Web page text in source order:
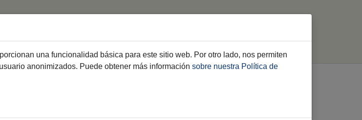
llena de ilusión, luz y música las calles
una funcionalidad básica para este sitio web. Por otro lado, nos permiten
anonimizados. Puede obtener más información sobre nuestra Política de